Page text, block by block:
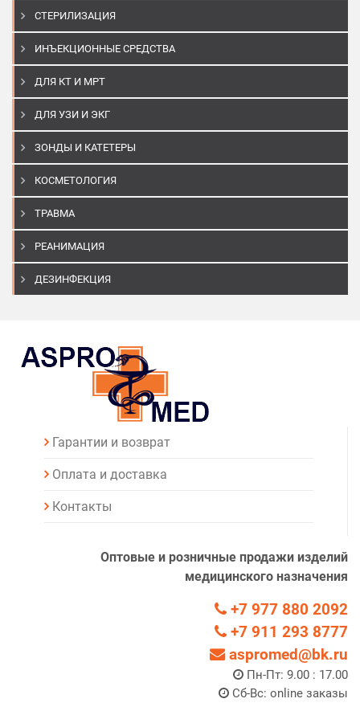
СТЕРИЛИЗАЦИЯ
ИНЪЕКЦИОННЫЕ СРЕДСТВА
ДЛЯ КТ И МРТ
ДЛЯ УЗИ И ЭКГ
ЗОНДЫ И КАТЕТЕРЫ
КОСМЕТОЛОГИЯ
ТРАВМА
РЕАНИМАЦИЯ
ДЕЗИНФЕКЦИЯ
Гарантии и возврат
Оплата и доставка
Контакты
Оптовые и розничные продажи изделий
медицинского назначения
+7 977 880 2092
+7 911 293 8777
aspromed@bk.ru
Пн-Пт: 9.00 : 17.00
Сб-Вс: online заказы